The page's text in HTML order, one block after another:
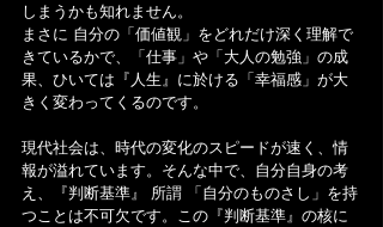
しまうかも知れません。
まさに 自分の「価値観」をどれだけ深く理解で
きているかで、「仕事」や「大人の勉強」の成
果、ひいては『人生』に於ける「幸福感」が大
きく変わってくるのです。
現代社会は、時代の変化のスピードが速く、情
報が溢れています。そんな中で、自分自身の考
え、『判断基準』 所謂 「自分のものさし」を持
つことは不可欠です。この『判断基準』の核に